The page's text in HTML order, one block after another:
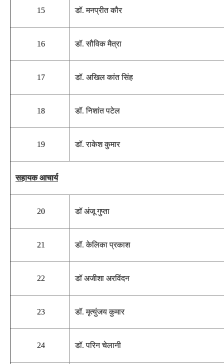
15 डॉ. मनप्रीत कौर
16 डॉ. सौविक मैत्रा
17 डॉ. अखिल कांत सिंह
18 डॉ. निशांत पटेल
19 डॉ. राकेश कुमार
सहायक आचार्य
20 डॉ अंजू गुप्ता
21 डॉ. केलिका प्रकाश
22 डॉ अजीशा अरविंदन
23 डॉ. मृत्युंजय कुमार
24 डॉ. परिन चेलानी